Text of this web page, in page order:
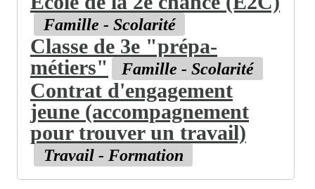
Famille - Scolarité
Classe de 3e "prépa-
métiers"
Famille - Scolarité
Contrat d'engagement
jeune (accompagnement
pour trouver un travail)
Travail - Formation